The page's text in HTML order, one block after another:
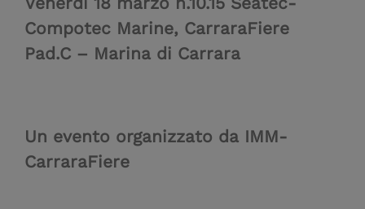
Compotec Marine, CarraraFiere
Pad.C – Marina di Carrara
Un evento organizzato da IMM-
CarraraFiere